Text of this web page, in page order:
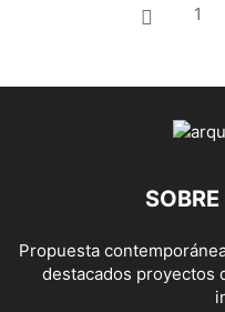
1
Propuesta
destacados proyectos